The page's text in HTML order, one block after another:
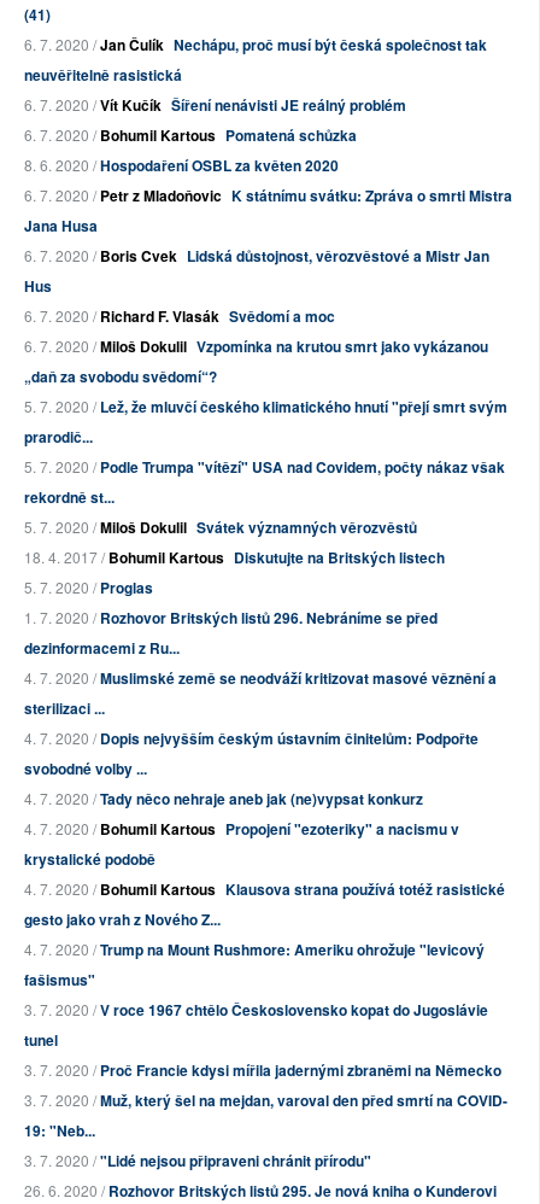
(41)
6. 7. 2020 /Jan Čulík Nechápu, proč musí být česká společnost tak
neuvěřitelně rasistická
6. 7. 2020 /Vít Kučík Šíření nenávisti JE reálný problém
6. 7. 2020 /Bohumil Kartous Pomatená schůzka
8. 6. 2020 /Hospodaření OSBL za květen 2020
6. 7. 2020 /Petr z Mladoňovic K státnímu svátku: Zpráva o smrti Mistra
Jana Husa
6. 7. 2020 /Boris Cvek Lidská důstojnost, věrozvěstové a Mistr Jan
Hus
6. 7. 2020 /Richard F. Vlasák Svědomí a moc
6. 7. 2020 /Miloš Dokulil Vzpomínka na krutou smrt jako vykázanou
„daň za svobodu svědomí“?
5. 7. 2020 /Lež, že mluvčí českého klimatického hnutí "přejí smrt svým
prarodič...
5. 7. 2020 /Podle Trumpa "vítězí" USA nad Covidem, počty nákaz však
rekordně st...
5. 7. 2020 /Miloš Dokulil Svátek významných věrozvěstů
18. 4. 2017 /Bohumil Kartous Diskutujte na Britských listech
5. 7. 2020 /Proglas
1. 7. 2020 /Rozhovor Britských listů 296. Nebráníme se před
dezinformacemi z Ru...
4. 7. 2020 /Muslimské země se neodváží kritizovat masové věznění a
sterilizaci ...
4. 7. 2020 /Dopis nejvyšším českým ústavním činitelům: Podpořte
svobodné volby ...
4. 7. 2020 /Tady něco nehraje aneb jak (ne)vypsat konkurz
4. 7. 2020 /Bohumil Kartous Propojení "ezoteriky" a nacismu v
krystalické podobě
4. 7. 2020 /Bohumil Kartous Klausova strana používá totéž rasistické
gesto jako vrah z Nového Z...
4. 7. 2020 /Trump na Mount Rushmore: Ameriku ohrožuje "levicový
fašismus"
3. 7. 2020 /V roce 1967 chtělo Československo kopat do Jugoslávie
tunel
3. 7. 2020 /Proč Francie kdysi mířila jadernými zbraněmi na Německo
3. 7. 2020 /Muž, který šel na mejdan, varoval den před smrtí na COVID-
19: "Neb...
3. 7. 2020 /"Lidé nejsou připraveni chránit přírodu"
26. 6. 2020 /Rozhovor Britských listů 295. Je nová kniha o Kunderovi